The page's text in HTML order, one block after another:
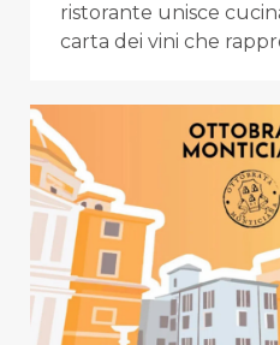
ristorante unisce
carta dei vini che